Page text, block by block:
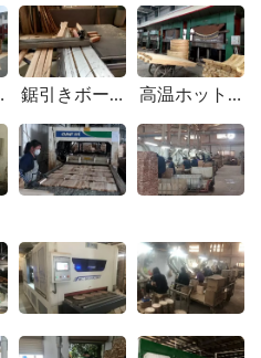
ア。 鋸引きボード設備テーブル。 高温ホットプレス成形機プレス成形アークブラケット。